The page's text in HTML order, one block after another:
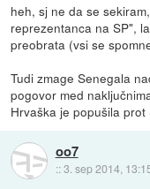
heh, sj ne da se
reprezentanca na SP",
preobrata (vsi se
Tudi zmage Senegala
pogovor med
Hrvaška je popušila prot
oo7
::3. sep 2014,